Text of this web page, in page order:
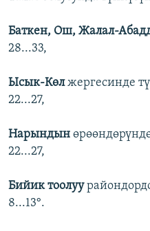
Баткен, Ош, Жалал-
28...33,
Ысык-Көлжергесинде
22...27,
Нарындын
22...27,
Бийик тоолуу
8...13°.